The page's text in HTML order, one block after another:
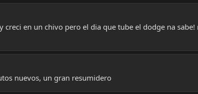
en un chivo pero el dia que tube el dodge na
nuevos, un gran resumidero